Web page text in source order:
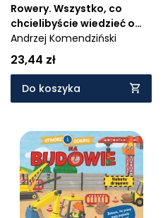
Rowery. Wszystko, co
chcielibyście wiedzieć o
najdoskonalszym
pojeździe w historii
ludzkości
Andrzej Komendziński
23,44 zł
Do koszyka